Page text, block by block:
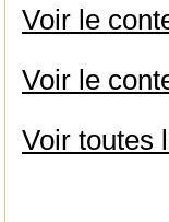
Voir le
Voir le
Voir toutes